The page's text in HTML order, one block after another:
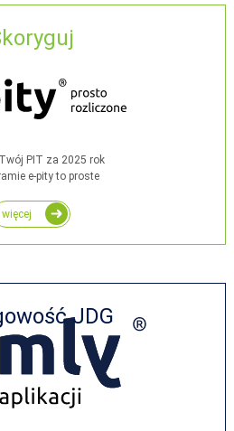
PIT za 2025 rok
e-pity to proste
więcej
JDG